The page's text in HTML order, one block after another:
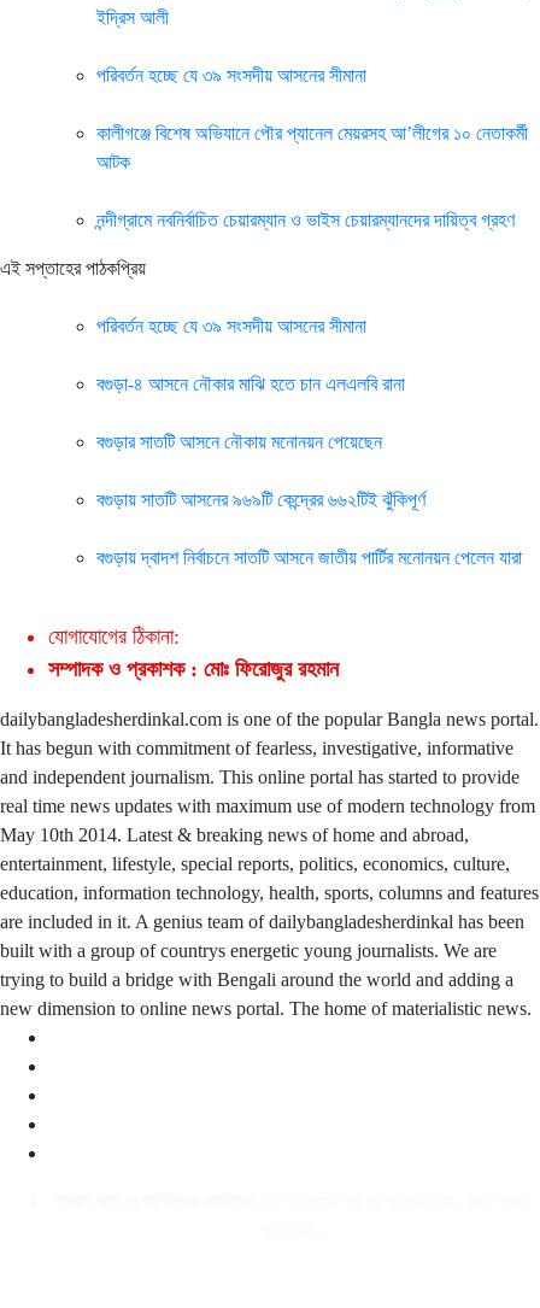
ইদ্রিস আলী
পরিবর্তন হচ্ছে যে ৩৯ সংসদীয় আসনের সীমানা
কালীগঞ্জে বিশেষ অভিযানে পৌর প্যানেল মেয়রসহ আ’লীগের ১০ নেতাকর্মী
আটক
নন্দীগ্রামে নবনির্বাচিত চেয়ারম্যান ও ভাইস চেয়ারম্যানদের দায়িত্ব গ্রহণ
এই সপ্তাহের পাঠকপ্রিয়
পরিবর্তন হচ্ছে যে ৩৯ সংসদীয় আসনের সীমানা
বগুড়া-৪ আসনে নৌকার মাঝি হতে চান এলএলবি রানা
বগুড়ার সাতটি আসনে নৌকায় মনোনয়ন পেয়েছেন
বগুড়ায় সাতটি আসনের ৯৬৯টি কেন্দ্রের ৬৬২টিই ঝুঁকিপূর্ণ
বগুড়ায় দ্বাদশ নির্বাচনে সাতটি আসনে জাতীয় পার্টির মনোনয়ন পেলেন যারা
যোগাযোগের ঠিকানা:
সম্পাদক ও প্রকাশক : মোঃ ফিরোজুর রহমান
dailybangladesherdinkal.com is one of the popular Bangla news portal.
It has begun with commitment of fearless, investigative, informative
and independent journalism. This online portal has started to provide
real time news updates with maximum use of modern technology from
May 10th 2014. Latest & breaking news of home and abroad,
entertainment, lifestyle, special reports, politics, economics, culture,
education, information technology, health, sports, columns and features
are included in it. A genius team of dailybangladesherdinkal has been
built with a group of countrys energetic young journalists. We are
trying to build a bridge with Bengali around the world and adding a
new dimension to online news portal. The home of materialistic news.